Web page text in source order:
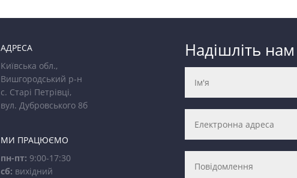
АДРЕСА
Київська обл.,
Вишгородський р-н
с. Старі Петрівці,
вул. Дубровського 8б
МИ ПРАЦЮЄМО
пн-пт: 9:00-17:30
сб: вихідний
Надішліть